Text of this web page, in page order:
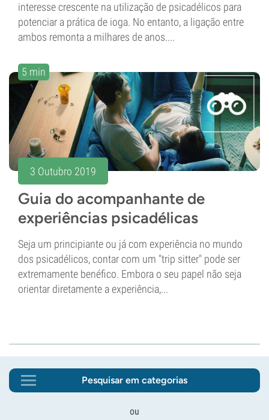
interesse crescente na utilização de psicadélicos para
potenciar a prática de ioga. No entanto, a ligação entre
ambos remonta a milhares de anos....
5 min
3 Outubro 2019
Guia do acompanhante de
experiências psicadélicas
Seja um principiante ou já com experiência no mundo
dos psicadélicos, contar com um "trip sitter" pode ser
extremamente benéfico. Embora o seu papel não seja
orientar diretamente a experiência,...
Pesquisar em categorias
ou